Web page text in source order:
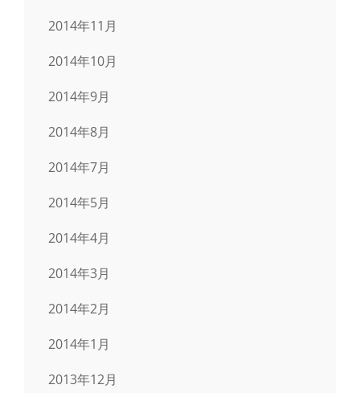
2014年11月
2014年10月
2014年9月
2014年8月
2014年7月
2014年5月
2014年4月
2014年3月
2014年2月
2014年1月
2013年12月